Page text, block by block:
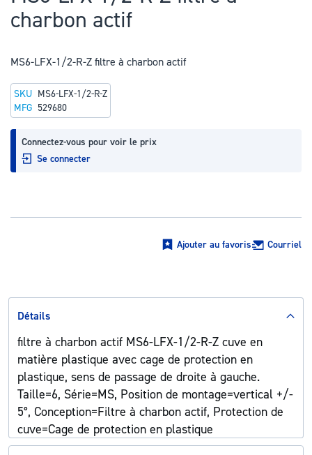
début
la
d’images
charbon actif
MS6-LFX-1/2-R-Z filtre à charbon actif
Connectez-vous pour voir le prix
Se connecter
SKU MS6-LFX-1/2-R-Z
MFG 529680
Ajouter au favoris Courriel
Détails
filtre à charbon actif MS6-LFX-1/2-R-Z cuve en
matière plastique avec cage de protection en
plastique, sens de passage de droite à gauche.
Taille=6, Série=MS, Position de montage=vertical +/-
5°, Conception=Filtre à charbon actif, Protection de
cuve=Cage de protection en plastique